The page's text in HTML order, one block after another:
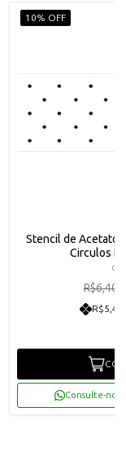
10% OFF
Stencil de Acetato
Circulos
R$6,40
R$5,47
Consulte-nos